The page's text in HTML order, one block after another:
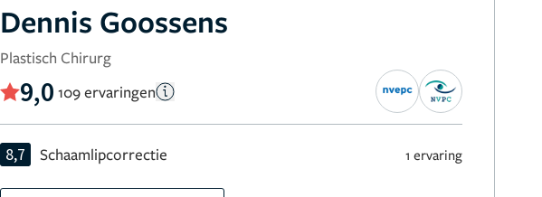
Dennis Goossens
Plastisch Chirurg
9,0 109 ervaringen
8,7 Schaamlipcorrectie 1 ervaring